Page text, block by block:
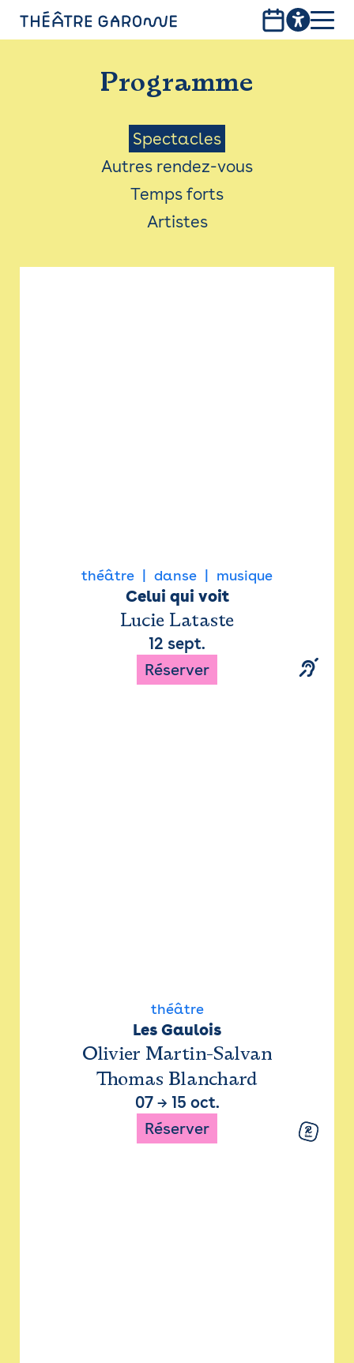
PROGRAMME
INFOS PRATIQUES
AVEC LES PUBLICS
ACCESSIBILITÉ
LES PRODUCTIONS
Programme
Menu
Saison
Spectacles
Autres rendez-vous
Temps forts
Artistes
théâtre danse musique
Celui qui voit
Lucie Lataste
12 sept.
Réserver
théâtre
Les Gaulois
Olivier Martin-Salvan
Thomas Blanchard
07→ 15 oct.
Réserver